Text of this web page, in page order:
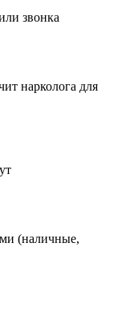
звонка
нарколога для
(наличные,